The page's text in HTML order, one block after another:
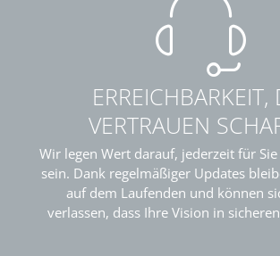
ERREICHBARKEIT,
VERTRAUEN
Wir legen Wert darauf, jederzeit für
sein. Dank regelmäßiger Updates
auf dem Laufenden und können
verlassen, dass Ihre Vision in